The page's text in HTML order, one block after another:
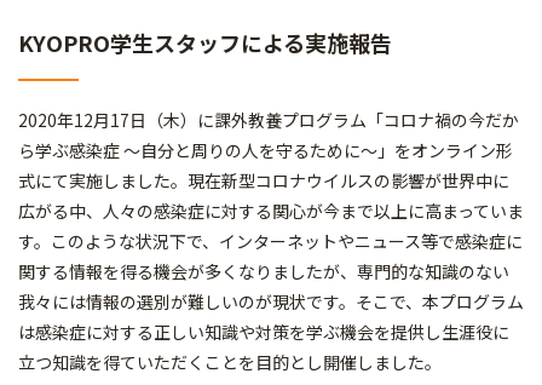
KYOPRO学生スタッフによる実施報告
2020年12月17日（木）に課外教養プログラム「コロナ禍の今だか
ら学ぶ感染症 ～自分と周りの人を守るために～」をオンライン形
式にて実施しました。現在新型コロナウイルスの影響が世界中に
広がる中、人々の感染症に対する関心が今まで以上に高まっていま
す。このような状況下で、インターネットやニュース等で感染症に
関する情報を得る機会が多くなりましたが、専門的な知識のない
我々には情報の選別が難しいのが現状です。そこで、本プログラム
は感染症に対する正しい知識や対策を学ぶ機会を提供し生涯役に
立つ知識を得ていただくことを目的とし開催しました。